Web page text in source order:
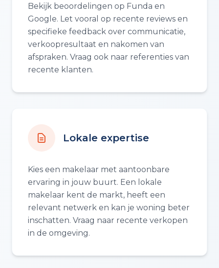
Bekijk beoordelingen op Funda en
Google. Let vooral op recente reviews en
specifieke feedback over communicatie,
verkoopresultaat en nakomen van
afspraken. Vraag ook naar referenties van
recente klanten.
Lokale expertise
Kies een makelaar met aantoonbare
ervaring in jouw buurt. Een lokale
makelaar kent de markt, heeft een
relevant netwerk en kan je woning beter
inschatten. Vraag naar recente verkopen
in de omgeving.